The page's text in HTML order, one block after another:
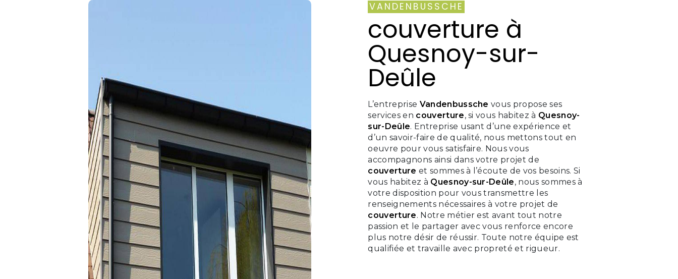
VANDENBUSSCHE
couverture à
Quesnoy-sur-
Deûle
L’entreprise Vandenbussche vous propose ses
services en couverture, si vous habitez à Quesnoy-
sur-Deûle. Entreprise usant d’une expérience et
d’un savoir-faire de qualité, nous mettons tout en
oeuvre pour vous satisfaire. Nous vous
accompagnons ainsi dans votre projet de
couverture et sommes à l’écoute de vos besoins. Si
vous habitez à Quesnoy-sur-Deûle, nous sommes à
votre disposition pour vous transmettre les
renseignements nécessaires à votre projet de
couverture. Notre métier est avant tout notre
passion et le partager avec vous renforce encore
plus notre désir de réussir. Toute notre équipe est
qualifiée et travaille avec propreté et rigueur.